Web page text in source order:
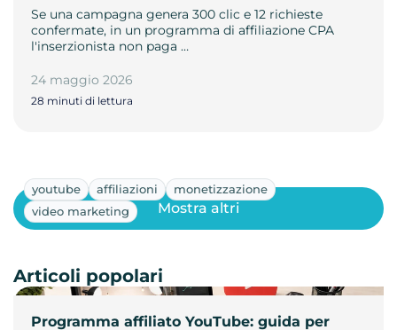
Se una campagna genera 300 clic e 12 richieste
confermate, in un programma di affiliazione CPA
l'inserzionista non paga …
24 maggio 2026
28 minuti di lettura
youtube affiliazioni
monetizzazione
video marketing
Programma affiliato YouTube: guida per
Mostra altri
Articoli popolari